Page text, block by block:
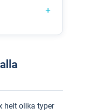
helt olika typer